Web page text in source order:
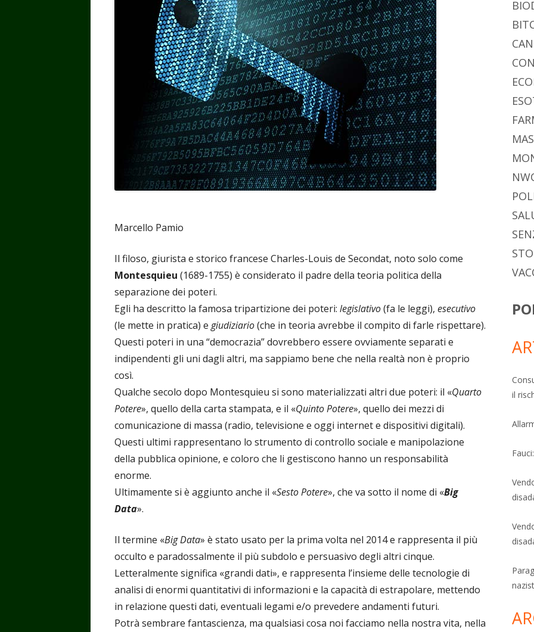
Marcello Pamio
Il filoso, giurista e storico francese Charles-Louis de Secondat, noto solo come
Montesquieu (1689-1755) è considerato il padre della teoria politica della
separazione dei poteri.
Egli ha descritto la famosa tripartizione dei poteri: legislativo(fa le leggi), esecutivo
(le mette in pratica) e giudiziario(che in teoria avrebbe il compito di farle rispettare).
Questi poteri in una “democrazia” dovrebbero essere ovviamente separati e
indipendenti gli uni dagli altri, ma sappiamo bene che nella realtà non è proprio
così.
Qualche secolo dopo Montesquieu si sono materializzati altri due poteri: il «Quarto
Potere», quello della carta stampata, e il «Quinto Potere», quello dei mezzi di
comunicazione di massa (radio, televisione e oggi internet e dispositivi digitali).
Questi ultimi rappresentano lo strumento di controllo sociale e manipolazione
della pubblica opinione, e coloro che li gestiscono hanno un responsabilità
enorme.
Ultimamente si è aggiunto anche il «Sesto Potere», che va sotto il nome di «Big
Data».
Il termine «Big Data» è stato usato per la prima volta nel 2014 e rappresenta il più
occulto e paradossalmente il più subdolo e persuasivo degli altri cinque.
Letteralmente significa «grandi dati», e rappresenta l’insieme delle tecnologie di
analisi di enormi quantitativi di informazioni e la capacità di estrapolare, mettendo
in relazione questi dati, eventuali legami e/o prevedere andamenti futuri.
Potrà sembrare fantascienza, ma qualsiasi cosa noi facciamo nella nostra vita, nella
il